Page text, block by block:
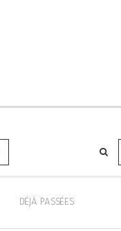
DÉJÀ PASSÉES